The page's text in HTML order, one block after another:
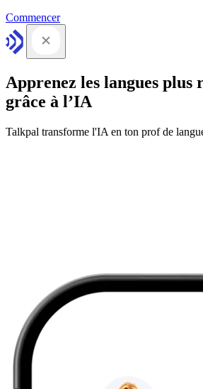
Commencer
Apprenez les langues plus
grâce à l’IA
Talkpal transforme l'IA en ton prof de